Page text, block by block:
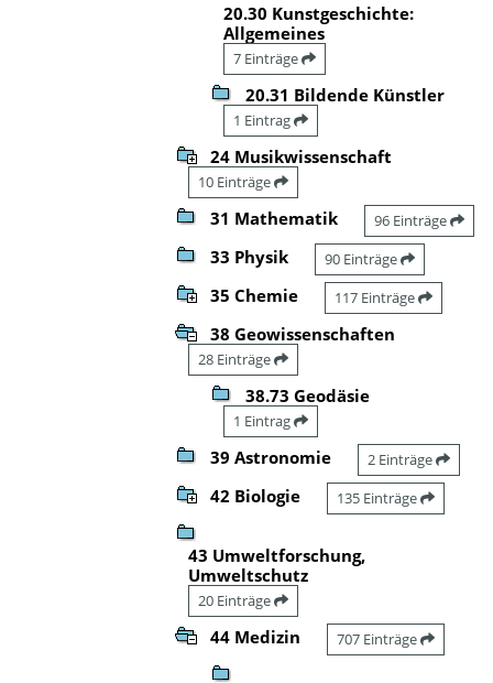
20.30 Kunstgeschichte:
Allgemeines
7 Einträge
20.31 Bildende Künstler
1 Eintrag
24 Musikwissenschaft
10 Einträge
31 Mathematik 96 Einträge
33 Physik 90 Einträge
35 Chemie 117 Einträge
38 Geowissenschaften
28 Einträge
38.73 Geodäsie
1 Eintrag
39 Astronomie 2 Einträge
42 Biologie 135 Einträge
43 Umweltforschung,
Umweltschutz
20 Einträge
44 Medizin 707 Einträge